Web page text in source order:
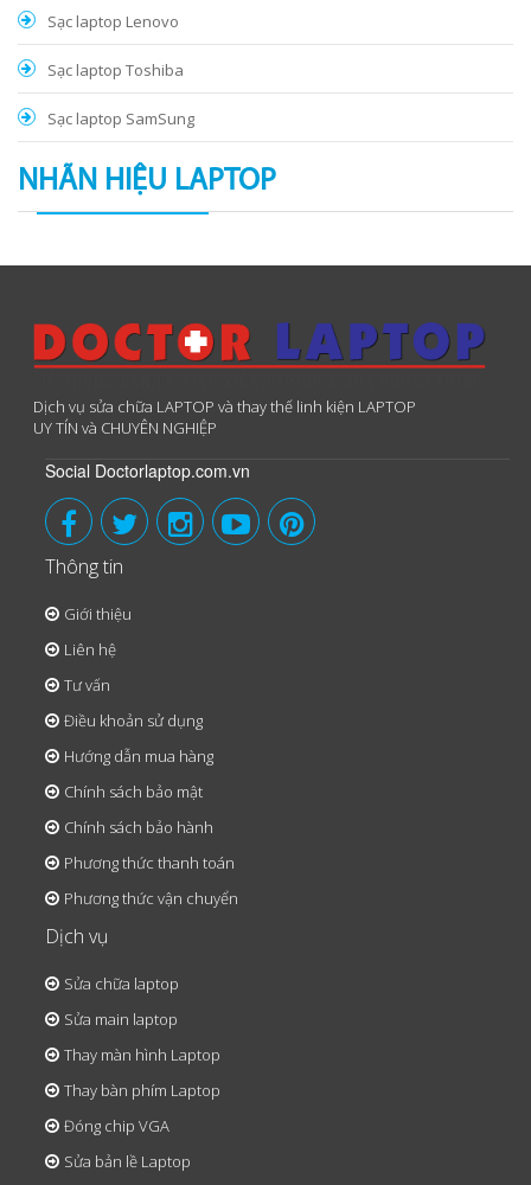
Sạc laptop Lenovo
Sạc laptop Toshiba
Sạc laptop SamSung
NHÃN HIỆU LAPTOP
Dịch vụ sửa chữa LAPTOP và thay thế linh kiện LAPTOP
UY TÍN và CHUYÊN NGHIỆP
Social Doctorlaptop.com.vn
Thông tin
Giới thiệu
Liên hệ
Tư vấn
Điều khoản sử dụng
Hướng dẫn mua hàng
Chính sách bảo mật
Chính sách bảo hành
Phương thức thanh toán
Phương thức vận chuyển
Dịch vụ
Sửa chữa laptop
Sửa main laptop
Thay màn hình Laptop
Thay bàn phím Laptop
Đóng chip VGA
Sửa bản lề Laptop